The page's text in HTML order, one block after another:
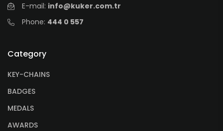
E-mail: info@kuker.com.tr
Phone: 444 0 557
Category
KEY-CHAINS
BADGES
MEDALS
AWARDS